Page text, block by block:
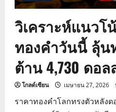
วิเคราะห์แนวโ
ทองคำวันนี้ ลุ้
ต้าน 4,730 ดอล
โกลด์เซียน เมษายน 27, 2026
ราคาทองคำโลกทรงตัวหลัง